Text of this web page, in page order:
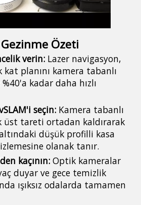
Gezinme Özeti
verin: Lazer navigasyon,
planını kamera tabanlı
kadar daha hızlı
seçin: Kamera tabanlı
tareti ortadan kaldırarak
düşük profilli kasa
olanak tanır.
kaçının: Optik kameralar
duyar ve gece temizlik
ışıksız odalarda tamamen